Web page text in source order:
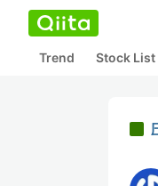
Trend Stock List